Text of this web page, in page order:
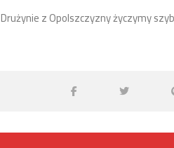
Drużynie z Opolszczyzny życzymy